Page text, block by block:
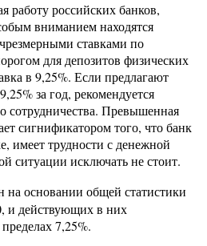
работу российских банков,
вниманием находятся
ставками по
для депозитов физических
в 9,25%. Если предлагают
за год, рекомендуется
сотрудничества. Превышенная
сигнификатором того, что банк
имеет трудности с денежной
ситуации исключать не стоит.
на основании общей статистики
и действующих в них
7,25%.